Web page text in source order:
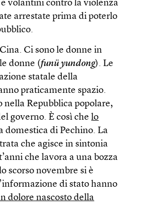
volantini contro la violenza
arrestate prima di poterlo
Ci sono le donne in
donne (funü yundong). Le
statale della
praticamente spazio.
nella Repubblica popolare,
governo. È così chelo
domestica di Pechino. La
che agisce in sintonia
che lavora a una bozza
scorso novembre si è
di stato hanno
dolore nascosto della